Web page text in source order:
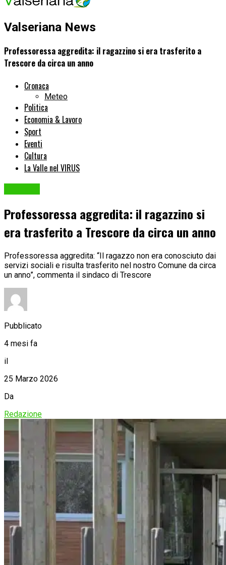
Valseriana News
Professoressa aggredita: il ragazzino si era trasferito a
Trescore da circa un anno
Cronaca
Meteo
Politica
Economia & Lavoro
Sport
Eventi
Cultura
La Valle nel VIRUS
Professoressa aggredita: il ragazzino si
era trasferito a Trescore da circa un anno
Professoressa aggredita: “Il ragazzo non era conosciuto dai
servizi sociali e risulta trasferito nel nostro Comune da circa
un anno”, commenta il sindaco di Trescore
Pubblicato
4 mesi fa
il
25 Marzo 2026
Da
Redazione